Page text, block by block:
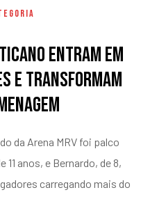
entram em
e transformam
da Arena MRV foi palco
11 anos, e Bernardo, de 8,
carregando mais do